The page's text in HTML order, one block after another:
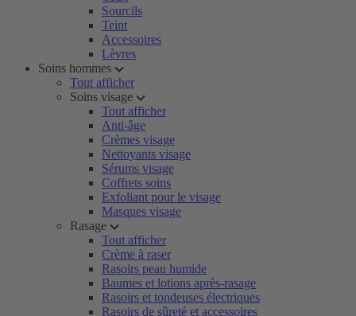
Sourcils
Teint
Accessoires
Lèvres
Soins hommes
Tout afficher
Soins visage
Tout afficher
Anti-âge
Crèmes visage
Nettoyants visage
Sérums visage
Coffrets soins
Exfoliant pour le visage
Masques visage
Rasage
Tout afficher
Crème à raser
Rasoirs peau humide
Baumes et lotions après-rasage
Rasoirs et tondeuses électriques
Rasoirs de sûreté et accessoires